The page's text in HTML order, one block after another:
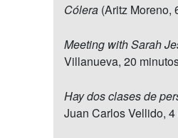
Cólera (Aritz Moreno,
Meeting with Sarah
Villanueva, 20
Hay dos clases de
Juan Carlos Vellido, 4